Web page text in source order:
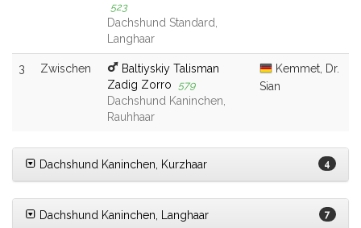
523
Dachshund Standard,
Langhaar
3 Zwischen
Baltiyskiy Talisman
Zadig Zorro
579
Dachshund Kaninchen,
Rauhhaar
Kemmet, Dr.
Sian
Dachshund Kaninchen, Kurzhaar 4
Dachshund Kaninchen, Langhaar 7